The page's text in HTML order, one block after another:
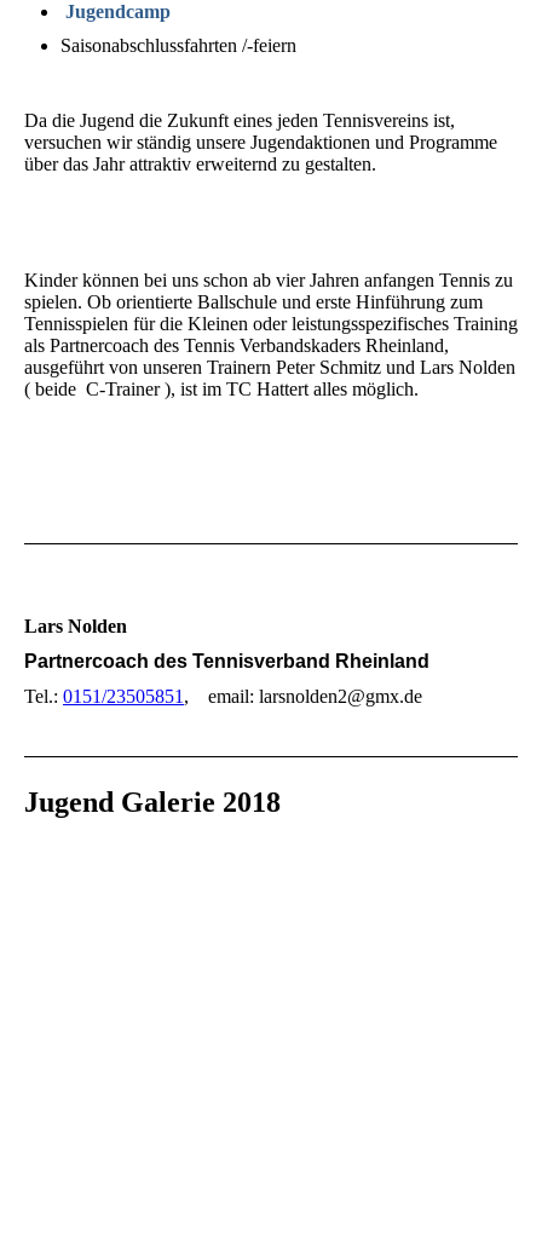
Jugendcamp
Saisonabschlussfahrten /-feiern
Da die Jugend die Zukunft eines jeden Tennisvereins ist,
versuchen wir ständig unsere Jugendaktionen und Programme
über das Jahr attraktiv erweiternd zu gestalten.
Kinder können bei uns schon ab vier Jahren anfangen Tennis zu
spielen. Ob orientierte Ballschule und erste Hinführung zum
Tennisspielen für die Kleinen oder leistungsspezifisches Training
als Partnercoach des Tennis Verbandskaders Rheinland,
ausgeführt von unseren Trainern Peter Schmitz und Lars Nolden
( beide C-Trainer ), ist im TC Hattert alles möglich.
Lars Nolden
Partnercoach des Tennisverband Rheinland
Tel.: 0151/23505851 , email: larsnolden2@gmx.de
Jugend Galerie 2018